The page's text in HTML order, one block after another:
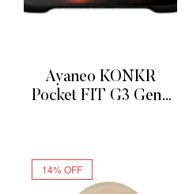
Ayaneo KONKR
Pocket FIT G3 Gen3
14% OFF